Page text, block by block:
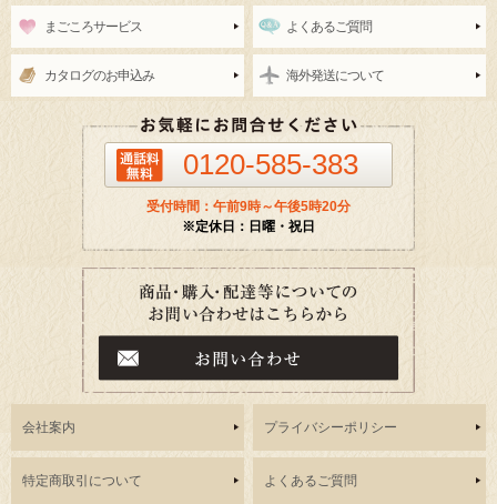
まごころサービス よくあるご質問
カタログのお申込み 海外発送について
0120-585-383
受付時間：午前9時～午後5時20分
※定休日：日曜・祝日
会社案内 プライバシーポリシー
特定商取引について よくあるご質問